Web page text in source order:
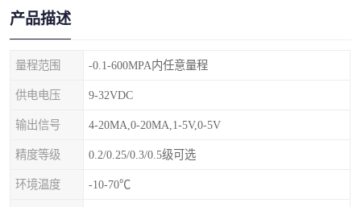
产品描述
量程范围 -0.1-600MPA内任意量程
供电电压 9-32VDC
输出信号 4-20MA,0-20MA,1-5V,0-5V
精度等级 0.2/0.25/0.3/0.5级可选
环境温度 -10-70℃